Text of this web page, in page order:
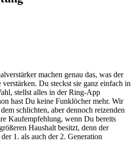
machen genau das, was der
Du steckst sie ganz einfach in
stellst alles in der Ring-App
hast Du keine Funklöcher mehr. Wir
schlichten, aber dennoch reizenden
Kaufempfehlung, wenn Du bereits
Haushalt besitzt, denn der
1. als auch der 2. Generation